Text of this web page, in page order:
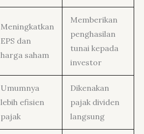
Meningkatkan
EPS dan
harga saham
Memberikan
penghasilan
tunai kepada
investor
Umumnya
lebih efisien
pajak
Dikenakan
pajak dividen
langsung